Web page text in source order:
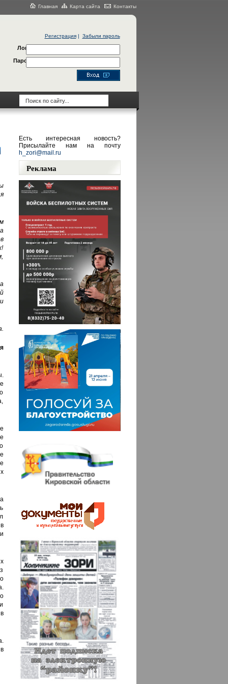
Главная Карта сайта Контакты
Регистрация| Забыли пароль
Логин
Пароль
Есть интересная новость?
Присылайте нам на почту
h_zori@mail.ru
Реклама